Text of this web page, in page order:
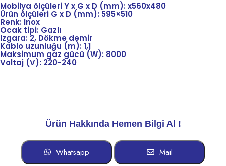
Mobilya ölçüleri Y x G x D (mm): x560x480
Ürün ölçüleri G x D (mm): 595×510
Renk: Inox
Ocak tipi: Gazlı
Izgara: 2, Dökme demir
Kablo uzunluğu (m): 1,1
Maksimum gaz gücü (W): 8000
Voltaj (V): 220-240
Ürün Hakkında Hemen Bilgi Al !
Whatsapp Mail